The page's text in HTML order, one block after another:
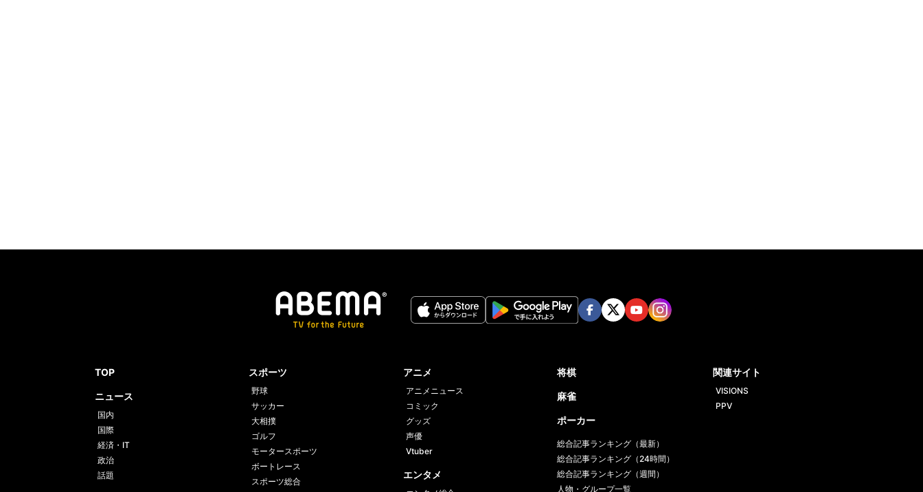
TOP
ニュース
国内
国際
経済・IT
政治
話題
スポーツ
野球
サッカー
大相撲
ゴルフ
モータースポーツ
ボートレース
スポーツ総合
アニメ
アニメニュース
コミック
グッズ
声優
Vtuber
エンタメ
将棋
麻雀
ポーカー
総合記事ランキング（最新）
総合記事ランキング（24時間）
総合記事ランキング（週間）
人物・グループ一覧
関連サイト
VISIONS
PPV